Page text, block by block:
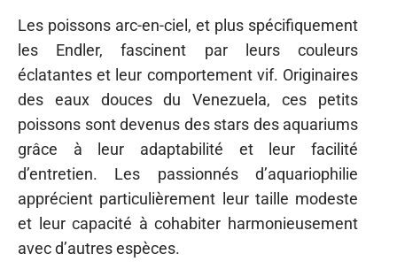
Les poissons arc-en-ciel, et plus spécifiquement
les Endler, fascinent par leurs couleurs
éclatantes et leur comportement vif. Originaires
des eaux douces du Venezuela, ces petits
poissons sont devenus des stars des aquariums
grâce à leur adaptabilité et leur facilité
d’entretien. Les passionnés d’aquariophilie
apprécient particulièrement leur taille modeste
et leur capacité à cohabiter harmonieusement
avec d’autres espèces.